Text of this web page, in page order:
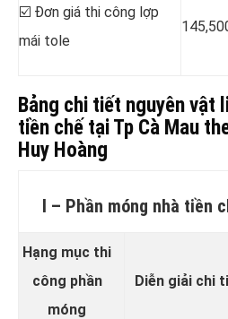
☑️ Đơn giá thi công lợp
mái tole
Bảng chi tiết nguyên vật
tiền chế tại Tp Cà Mau
Huy Hoàng
I – Phần móng nhà tiền
Hạng mục thi
công phần
móng
Diễn giải chi